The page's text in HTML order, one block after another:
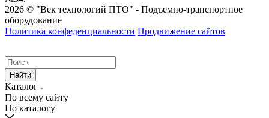
2026 © "Век технологий ПТО" - Подъемно-транспортное
оборудование
Политика конфеденциальности Продвижение сайтов
Найти
Каталог
По всему сайту
По каталогу